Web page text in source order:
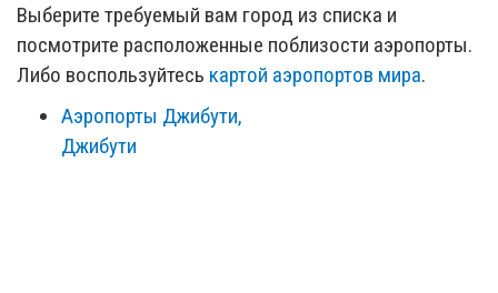
Выберите требуемый вам город из списка и
посмотрите расположенные поблизости аэропорты.
Либо воспользуйтесь картой аэропортов мира.
Аэропорты Джибути,
Джибути